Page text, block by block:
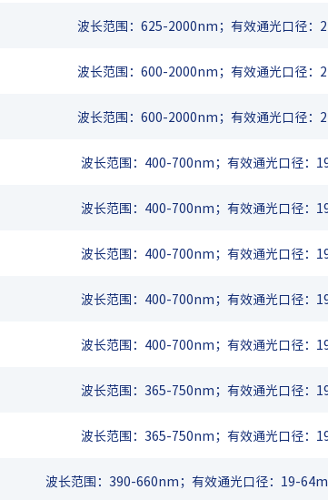
波长范围：625-2000nm；有效通光口径
波长范围：600-2000nm；有效通光口径
波长范围：600-2000nm；有效通光口径
波长范围：400-700nm；有效通光口径：
波长范围：400-700nm；有效通光口径：
波长范围：400-700nm；有效通光口径：
波长范围：400-700nm；有效通光口径：
波长范围：400-700nm；有效通光口径：
波长范围：365-750nm；有效通光口径：
波长范围：365-750nm；有效通光口径：
波长范围：390-660nm；有效通光口径：19-